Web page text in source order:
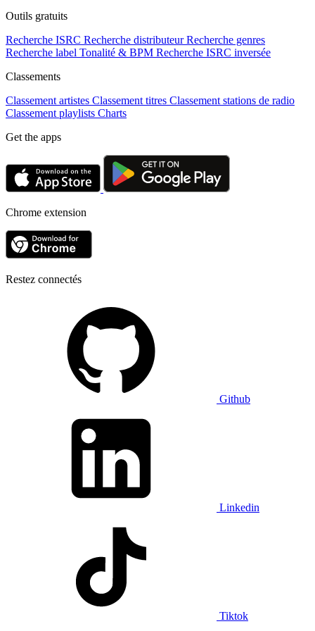
Outils gratuits
Recherche ISRC Recherche distributeur Recherche genres
Recherche label Tonalité & BPM Recherche ISRC inversée
Classements
Classement artistes Classement titres Classement stations de radio
Classement playlists Charts
Get the apps
Chrome extension
Restez connectés
Github
Linkedin
Tiktok